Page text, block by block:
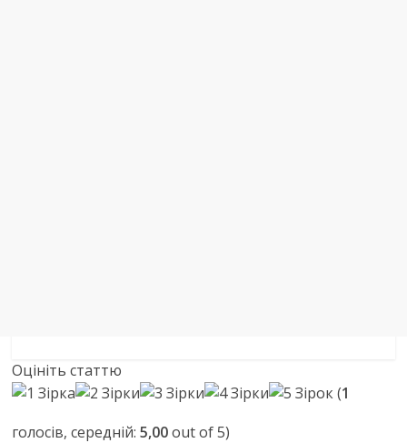
Оцініть статтю
(1
голосів, середній:5,00out of 5)